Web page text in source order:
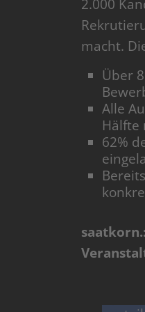
2.000
macht.
Über
Alle
Hälfte
62%